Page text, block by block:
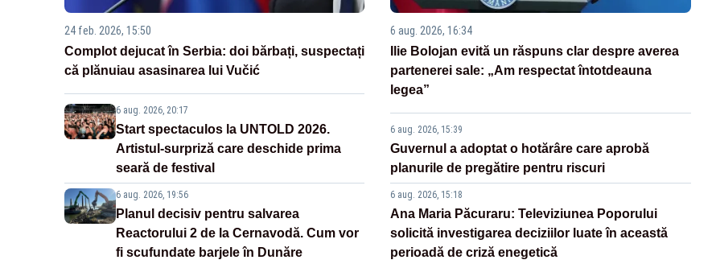
24 feb. 2026, 15:50
Complot dejucat în Serbia: doi bărbați, suspectați
că plănuiau asasinarea lui Vučić
6 aug. 2026, 20:17
Start spectaculos la UNTOLD 2026.
Artistul-surpriză care deschide prima
seară de festival
6 aug. 2026, 19:56
Planul decisiv pentru salvarea
Reactorului 2 de la Cernavodă. Cum vor
fi scufundate barjele în Dunăre
6 aug. 2026, 16:34
Ilie Bolojan evită un răspuns clar despre averea
partenerei sale: „Am respectat întotdeauna
legea”
6 aug. 2026, 15:39
Guvernul a adoptat o hotărâre care aprobă
planurile de pregătire pentru riscuri
6 aug. 2026, 15:18
Ana Maria Păcuraru: Televiziunea Poporului
solicită investigarea deciziilor luate în această
perioadă de criză enegetică